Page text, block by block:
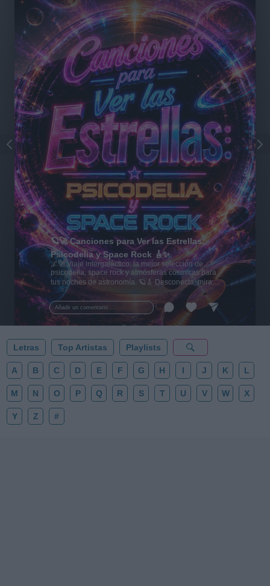
Añadir un comentario ...
🪐🚀 Canciones para Ver las Estrellas:
Psicodelia y Space Rock 🎸✨
🌌🚀 Viaje intergaláctico: la mejor selección de
psicodelia, space rock y atmósferas cósmicas para
tus noches de astronomía. 🪐🎸 Desconecta, mira
al firmamento y siente la gravedad cero. 💾 ¡Guarda
esta colección para tu próxima noche estrellada!
✨⭐
Letras Top Artistas Playlists
A B C D E F G H I J K L
M N O P Q R S T U V W X
Y Z #